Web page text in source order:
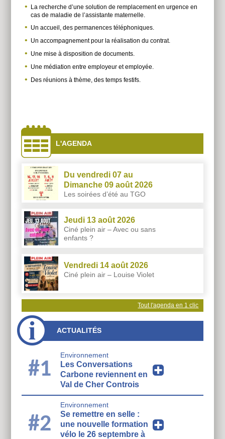
La recherche d’une solution de remplacement en urgence en
cas de maladie de l’assistante maternelle.
Un accueil, des permanences téléphoniques.
Un accompagnement pour la réalisation du contrat.
Une mise à disposition de documents.
Une médiation entre employeur et employée.
Des réunions à thème, des temps festifs.
côtés
L'AGENDA
Du vendredi 07 au
Dimanche 09 août 2026
Les soirées d’été au TGO
Jeudi 13 août 2026
Ciné plein air – Avec ou sans
enfants ?
Vendredi 14 août 2026
Ciné plein air – Louise Violet
Tout l'agenda en 1 clic
ACTUALITÉS
#1
Environnement
Les Conversations
Carbone reviennent en
Val de Cher Controis
#2
Environnement
Se remettre en selle :
une nouvelle formation
vélo le 26 septembre à